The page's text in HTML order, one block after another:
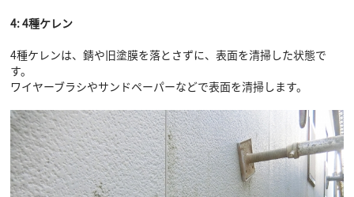
4: 4種ケレン
4種ケレンは、錆や旧塗膜を落とさずに、表面を清掃した状態で
す。
ワイヤーブラシやサンドペーパーなどで表面を清掃します。